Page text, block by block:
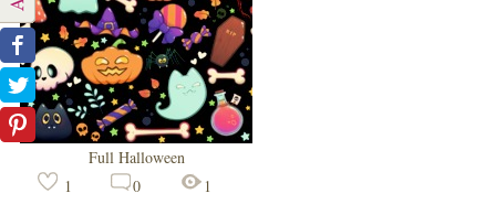
Full Halloween
1
0 1